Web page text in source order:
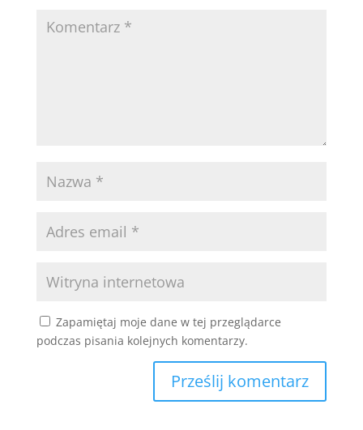
Zapamiętaj moje dane w tej przeglądarce
podczas pisania kolejnych komentarzy.